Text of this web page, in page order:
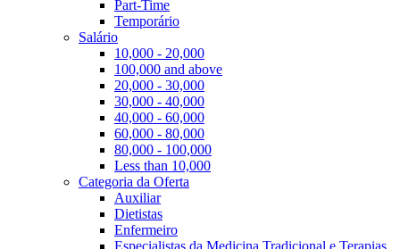
Part-Time
Temporário
Salário
10,000 - 20,000
100,000 and above
20,000 - 30,000
30,000 - 40,000
40,000 - 60,000
60,000 - 80,000
80,000 - 100,000
Less than 10,000
Categoria da Oferta
Auxiliar
Dietistas
Enfermeiro
Especialistas da Medicina Tradicional e Terapias